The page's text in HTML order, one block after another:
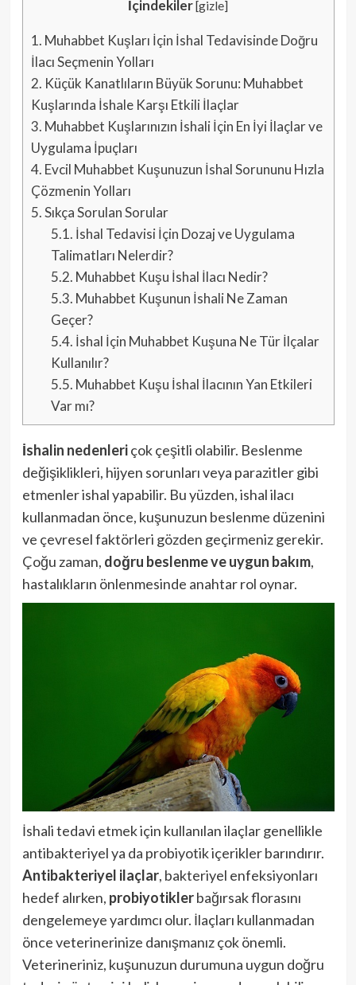
İçindekiler[gizle]
1. Muhabbet Kuşları İçin İshal Tedavisinde Doğru
İlacı Seçmenin Yolları
2. Küçük Kanatlıların Büyük Sorunu: Muhabbet
Kuşlarında İshale Karşı Etkili İlaçlar
3. Muhabbet Kuşlarınızın İshali İçin En İyi İlaçlar ve
Uygulama İpuçları
4. Evcil Muhabbet Kuşunuzun İshal Sorununu Hızla
Çözmenin Yolları
5.Sıkça Sorulan Sorular
5.1. İshal Tedavisi İçin Dozaj ve Uygulama
Talimatları Nelerdir?
5.2. Muhabbet Kuşu İshal İlacı Nedir?
5.3. Muhabbet Kuşunun İshali Ne Zaman
Geçer?
5.4. İshal İçin Muhabbet Kuşuna Ne Tür İlçalar
Kullanılır?
5.5. Muhabbet Kuşu İshal İlacının Yan Etkileri
Var mı?
İshalin nedenleriçok çeşitli olabilir. Beslenme
değişiklikleri, hijyen sorunları veya parazitler gibi
etmenler ishal yapabilir. Bu yüzden, ishal ilacı
kullanmadan önce, kuşunuzun beslenme düzenini
ve çevresel faktörleri gözden geçirmeniz gerekir.
Çoğu zaman, doğru beslenme ve uygun bakım,
hastalıkların önlenmesinde anahtar rol oynar.
İshali tedavi etmek için kullanılan ilaçlar genellikle
antibakteriyel ya da probiyotik içerikler barındırır.
Antibakteriyel ilaçlar, bakteriyel enfeksiyonları
hedef alırken, probiyotiklerbağırsak florasını
dengelemeye yardımcı olur. İlaçları kullanmadan
önce veterinerinize danışmanız çok önemli.
Veterineriniz, kuşunuzun durumuna uygun doğru